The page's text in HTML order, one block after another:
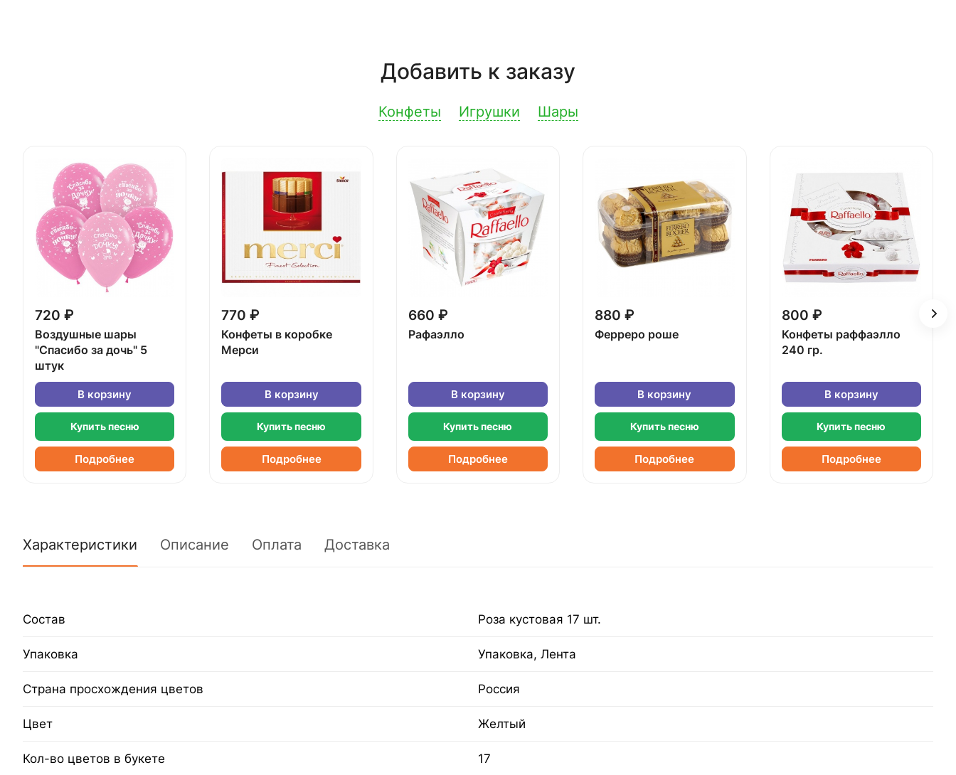
Добавить к заказу
Конфеты Игрушки Шары
720 ₽
Воздушные шары
"Спасибо за дочь" 5
штук
В корзину
Купить песню
Подробнее
770 ₽
Конфеты в коробке
Мерси
В корзину
Купить песню
Подробнее
660 ₽
Рафаэлло
В корзину
Купить песню
Подробнее
880 ₽
Ферреро роше
В корзину
Купить песню
Подробнее
800 ₽
Конфеты раффаэлло
240 гр.
В корзину
Купить песню
Подробнее
Характеристики Описание Оплата Доставка
Состав Роза кустовая 17 шт.
Упаковка Упаковка, Лента
Страна просхождения цветов Россия
Цвет Желтый
Кол-во цветов в букете 17